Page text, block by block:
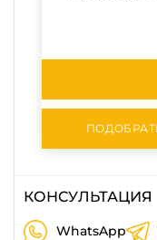
КОНСУЛЬТАЦИЯ
WhatsApp